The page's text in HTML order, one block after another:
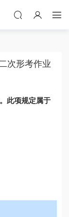
次形考作业
此项规定属于